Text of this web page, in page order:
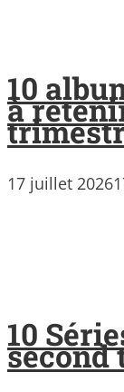
10
à
17 juillet 2026
10
second